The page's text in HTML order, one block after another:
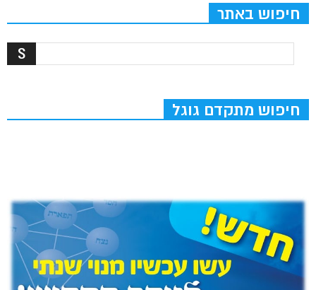
חיפוש באתר
חיפוש מתקדם גוגל